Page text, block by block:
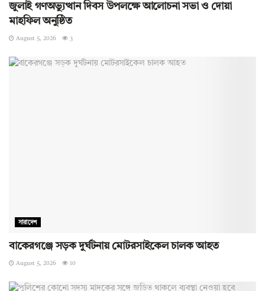
জুলাই গণঅভ্যুত্থান দিবস উপলক্ষে আলোচনা সভা ও দোয়া
মাহফিল অনুষ্ঠিত
August 5, 2026 3
সারাদেশ
বাকেরগঞ্জে সড়ক দুর্ঘটনায় মোটরসাইকেল চালক আহত
August 5, 2026 10